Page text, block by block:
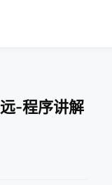
-程序讲解